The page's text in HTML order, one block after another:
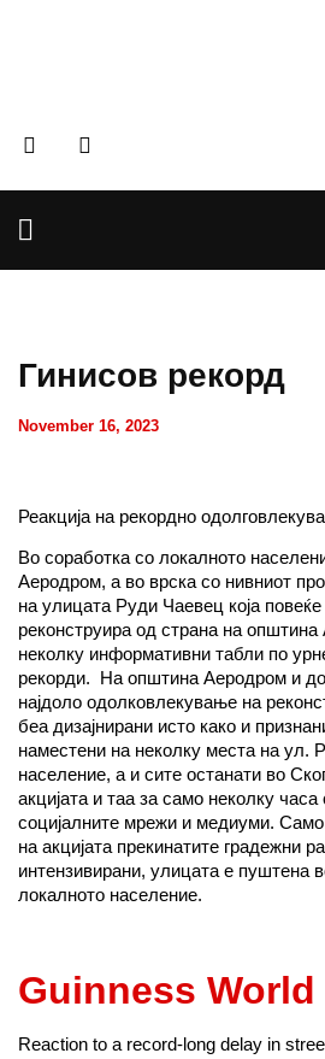
Гинисов рекорд
November 16, 2023
Реакција на рекордно
Во соработка со локалното
Аеродром, а во врска со нивниот
на улицата Руди Чаевец која
реконструира од страна на
неколку информативни табли по
рекорди. На општина Аеродром и
најдоло одолковлекување на
беа дизајнирани исто како и
наместени на неколку места на ул.
население, а и сите останати во
акцијата и таа за само неколку
социјалните мрежи и медиуми.
на акцијата прекинатите градежни
интензивирани, улицата е пуштена
локалното население.
Guinness World
Reaction to a record-long delay in